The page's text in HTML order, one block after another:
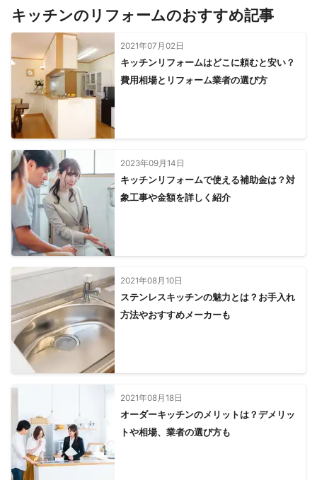
播磨町
小野市 加古川市 加東市
丹波篠山市
西脇市 加西市 姫路市
【滋賀県
草津市 栗東市 大津市 甲賀市 湖南市
守山市
野洲市
竜王町
キッチンのリフォームのおすすめ記事
2021年07月02日
キッチンリフォームはどこに頼むと安い？
費用相場とリフォーム業者の選び方
2023年09月14日
キッチンリフォームで使える補助金は？対
象工事や金額を詳しく紹介
2021年08月10日
ステンレスキッチンの魅力とは？お手入れ
方法やおすすめメーカーも
2021年08月18日
オーダーキッチンのメリットは？デメリッ
トや相場、業者の選び方も